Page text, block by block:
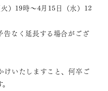
）19時～4月15日（水）12
なく延長する場合がござ
けいたしますこと、何卒ご